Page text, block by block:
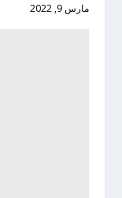
مارس 9, 2022